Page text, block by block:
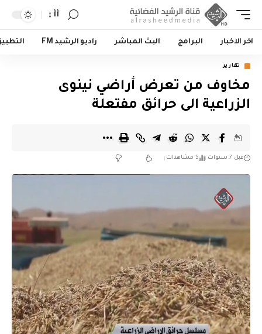
أأ
اخر الاخبار البرامج البث المباشر راديو الرشيد FM
تقارير
مخاوف من تعرض أراضي نينوى
الزراعية الى حرائق مفتعلة
قبل 7 سنوات 5 مشاهدات